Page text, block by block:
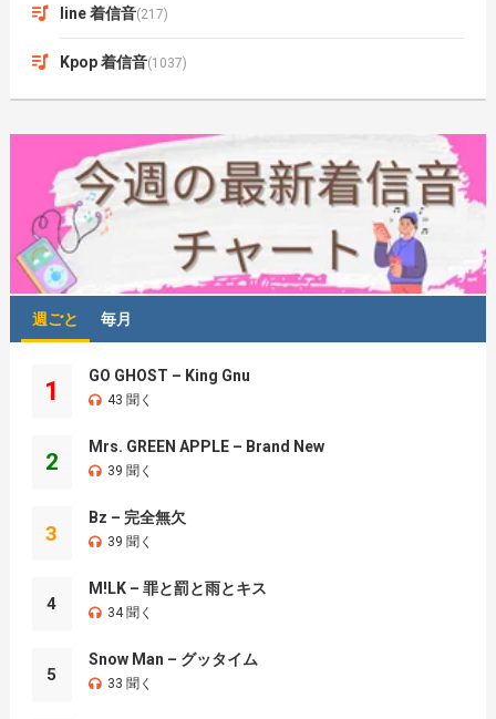
line 着信音(217)
Kpop 着信音(1037)
週ごと 毎月
1
GO GHOST – King Gnu
43 聞く
2
Mrs. GREEN APPLE – Brand New
39 聞く
3
Bz – 完全無欠
39 聞く
4
M!LK – 罪と罰と雨とキス
34 聞く
5
Snow Man – グッタイム
33 聞く